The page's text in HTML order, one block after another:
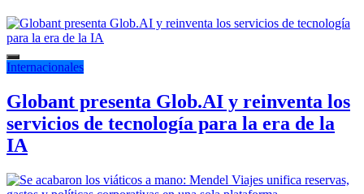
Internacionales
Globant presenta Glob.AI y reinventa los
servicios de tecnología para la era de la
IA